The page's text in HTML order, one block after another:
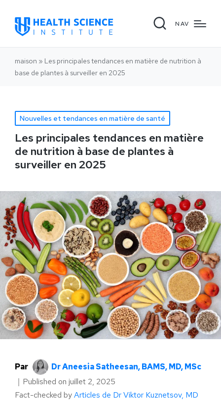
NAV
maison » Les principales tendances en matière de nutrition à
base de plantes à surveiller en 2025
Nouvelles et tendances en matière de santé
Les principales tendances en matière
de nutrition à base de plantes à
surveiller en 2025
Par
Dr Aneesia Satheesan, BAMS, MD, MSc
｜ Published on juillet 2, 2025
Fact-checked byArticles de Dr Viktor Kuznetsov, MD